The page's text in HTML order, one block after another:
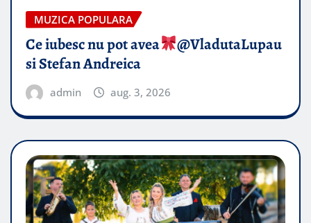
MUZICA POPULARA
Ce iubesc nu pot avea
​@VladutaLupau
si Stefan Andreica
admin aug. 3, 2026